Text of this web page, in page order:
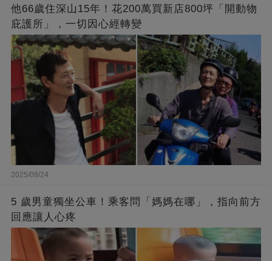
他66歲住深山15年！花200萬買新店800坪「開動物
庇護所」，一切因心經轉變
2025/09/24
5 歲男童獨坐公車！乘客問「媽媽在哪」，指向前方
回應讓人心疼